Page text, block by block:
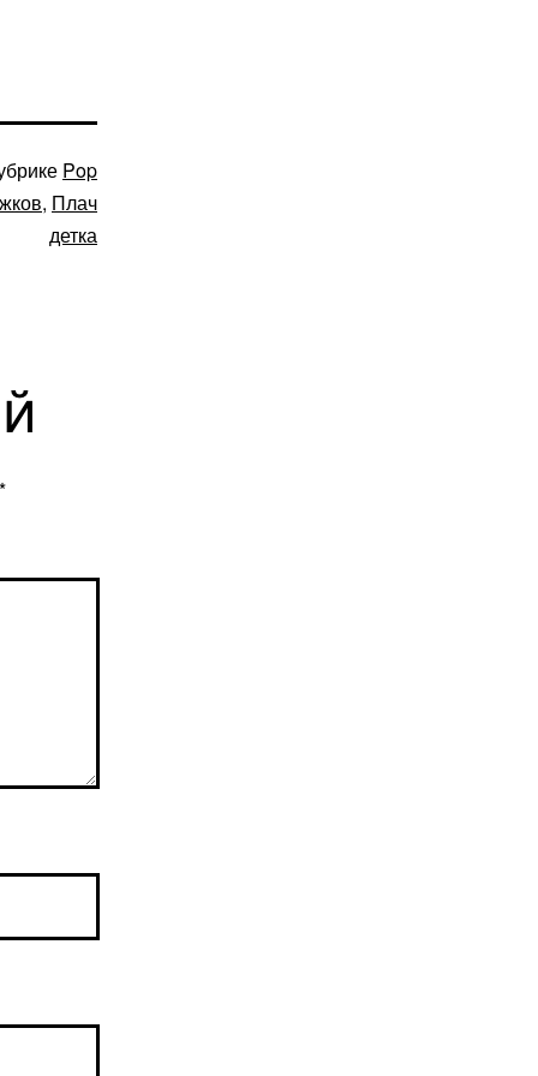
Pop
, Плач
детка
*